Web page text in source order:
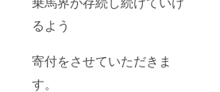
るよう
寄付をさせていただきま
す。